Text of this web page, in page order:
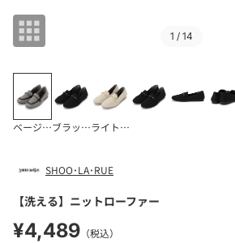
1 / 14
ベージュ(152)ブラック(019)ライトベージュ(05
SHOO･LA･RUE
【洗える】ニットローファー
¥4,489 （税込）